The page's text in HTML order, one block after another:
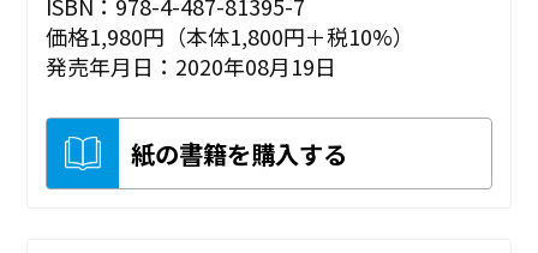
ISBN：978-4-487-81395-7
価格1,980円（本体1,800円＋税10%）
発売年月日：2020年08月19日
紙の書籍を購入する